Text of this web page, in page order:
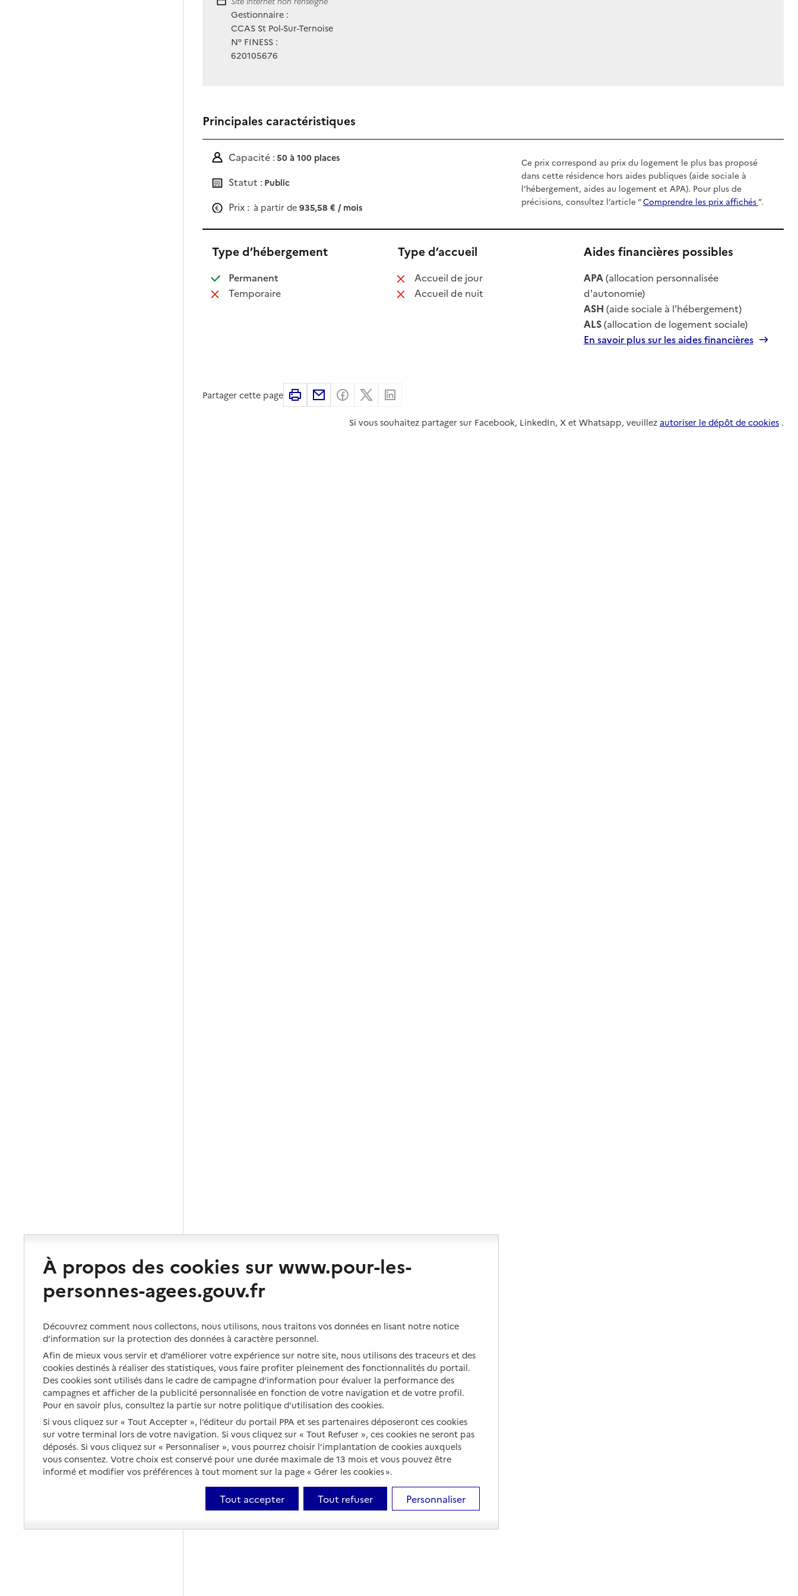
Gestionnaire :
CCAS St Pol-Sur-Ternoise
N° FINESS :
620105676
Principales caractéristiques
Capacité : 50 à 100 places
Statut : Public
Prix : à partir de 935,58 € / mois
Ce prix correspond au prix du logement le plus bas proposé
dans cette résidence hors aides publiques (aide sociale à
l’hébergement, aides au logement et APA). Pour plus de
précisions, consultez l’article “Comprendre les prix affichés”.
Type d’hébergement
Permanent: disponible
Temporaire: non disponible
Type d’accueil
Accueil de jour: non disponible
Accueil de nuit: non disponible
Aides financières possibles
APA(allocation personnalisée
d'autonomie)
ASH (aide sociale à l'hébergement)
ALS(allocation de logement sociale)
En savoir plus sur les aides financières
Partager cette page ImprimerPartager par email
Partager sur Facebook
Partager sur X
Si vous souhaitez partager sur Facebook, LinkedIn, X et Whatsapp, veuillez autoriser le dépôt de cookies .
À propos des cookies sur www.pour-les-
personnes-agees.gouv.fr
Découvrez comment nous collectons, nous utilisons, nous traitons vos données en lisant notre notice
d’information sur la protection des données à caractère personnel.
Afin de mieux vous servir et d’améliorer votre expérience sur notre site, nous utilisons des traceurs et des
cookies destinés à réaliser des statistiques, vous faire profiter pleinement des fonctionnalités du portail.
Des cookies sont utilisés dans le cadre de campagne d’information pour évaluer la performance des
campagnes et afficher de la publicité personnalisée en fonction de votre navigation et de votre profil.
Pour en savoir plus, consultez la partie sur notre politique d'utilisation des cookies.
Si vous cliquez sur « Tout Accepter », l’éditeur du portail PPA et ses partenaires déposeront ces cookies
sur votre terminal lors de votre navigation. Si vous cliquez sur « Tout Refuser », ces cookies ne seront pas
déposés. Si vous cliquez sur « Personnaliser », vous pourrez choisir l’implantation de cookies auxquels
vous consentez. Votre choix est conservé pour une durée maximale de 13 mois et vous pouvez être
informé et modifier vos préférences à tout moment sur la page « Gérer les cookies ».
Tout accepter Tout refuser Personnaliser